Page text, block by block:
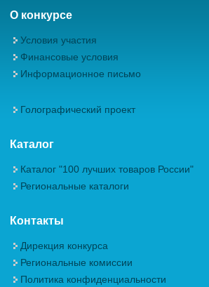
О конкурсе
Условия участия
Финансовые условия
Информационное письмо
Голографический проект
Каталог
Каталог "100 лучших товаров России"
Региональные каталоги
Контакты
Дирекция конкурса
Региональные комиссии
Политика конфиденциальности